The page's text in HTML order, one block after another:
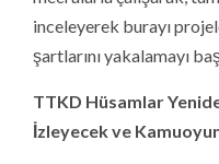
inceleyerek burayı
şartlarını yakalamayı
TTKD Hüsamlar
İzleyecek ve